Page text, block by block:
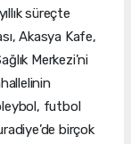
süreçte
Akasya Kafe,
Merkezi’ni
futbol
birçok